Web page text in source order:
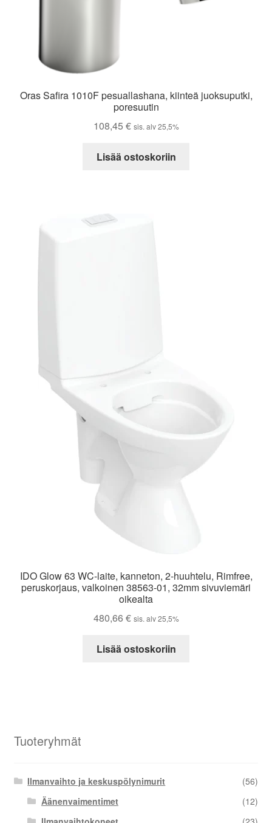
Oras Safira 1010F pesuallashana, kiinteä juoksuputki,
poresuutin
108,45 € sis. alv 25,5%
Lisää ostoskoriin
IDO Glow 63 WC-laite, kanneton, 2-huuhtelu, Rimfree,
peruskorjaus, valkoinen 38563-01, 32mm sivuviemäri
oikealta
480,66 € sis. alv 25,5%
Lisää ostoskoriin
Tuoteryhmät
Ilmanvaihto ja keskuspölynimurit
(56)
Äänenvaimentimet
(12)